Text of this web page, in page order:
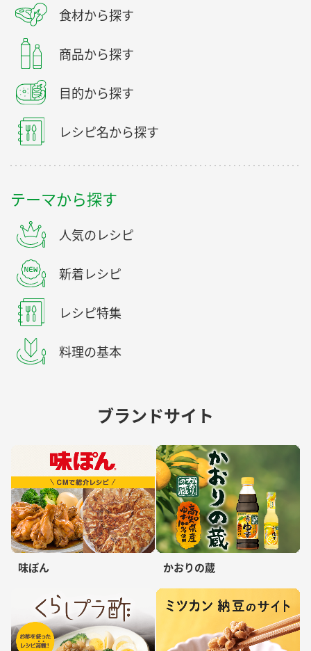
カテゴリーから探す
食材から探す
商品から探す
目的から探す
レシピ名から探す
テーマから探す
人気のレシピ
新着レシピ
料理の基本
ブランドサイト
味ぽん かおりの蔵